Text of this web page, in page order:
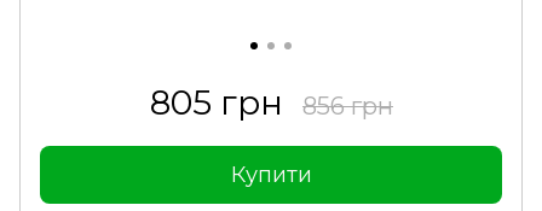
805 грн 856 грн
Купити